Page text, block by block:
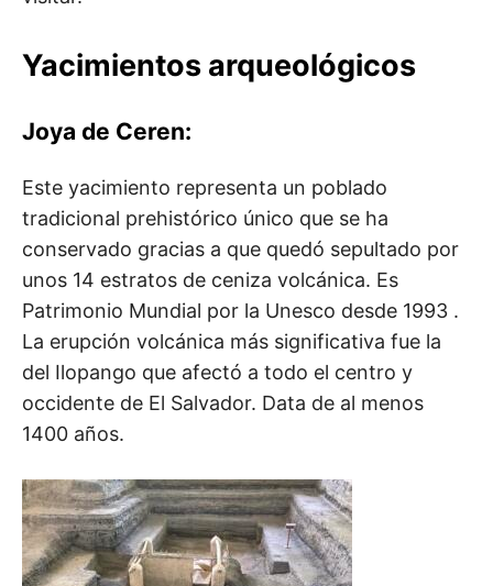
Yacimientos arqueológicos
Joya de Ceren:
Este yacimiento representa un poblado
tradicional prehistórico único que se ha
conservado gracias a que quedó sepultado por
unos 14 estratos de ceniza volcánica. Es
Patrimonio Mundial por la Unesco desde 1993 .
La erupción volcánica más significativa fue la
del Ilopango que afectó a todo el centro y
occidente de El Salvador. Data de al menos
1400 años.